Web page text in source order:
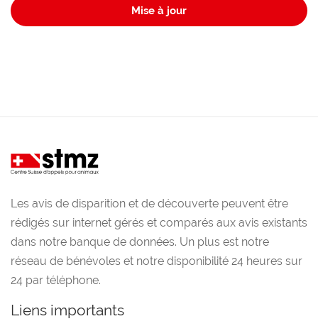
Mise à jour
Les avis de disparition et de découverte peuvent être
rédigés sur internet gérés et comparés aux avis existants
dans notre banque de données. Un plus est notre
réseau de bénévoles et notre disponibilité 24 heures sur
24 par téléphone.
Liens importants